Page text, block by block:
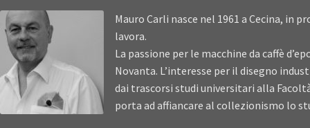
Mauro Carli nasce nel 1961 a Cecina, in
lavora.
La passione per le macchine da caffè
Novanta. L’interesse per il disegno
dai trascorsi studi universitari alla
porta ad affiancare al collezionismo lo